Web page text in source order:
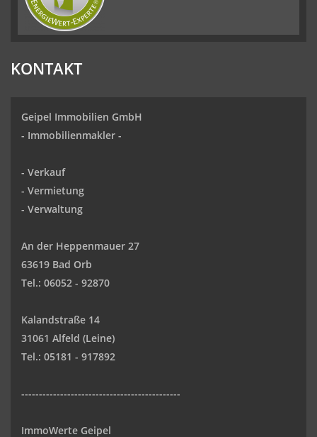
KONTAKT
Geipel Immobilien GmbH
- Immobilienmakler -
- Verkauf
- Vermietung
- Verwaltung
An der Heppenmauer 27
63619 Bad Orb
Tel.: 06052 - 92870
Kalandstraße 14
31061 Alfeld (Leine)
Tel.: 05181 - 917892
---------------------------------------------
ImmoWerte Geipel